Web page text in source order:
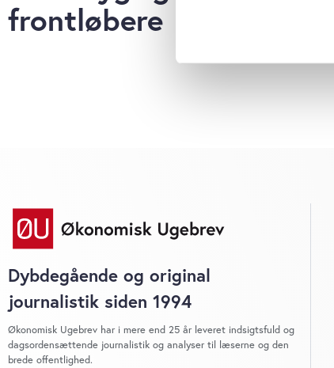
Identificere din
frontløbere
Dybdegående og original
journalistik siden 1994
Økonomisk Ugebrev har i mere end 25 år leveret indsigtsfuld og
dagsordensættende journalistik og analyser til læserne og den
brede offentlighed.